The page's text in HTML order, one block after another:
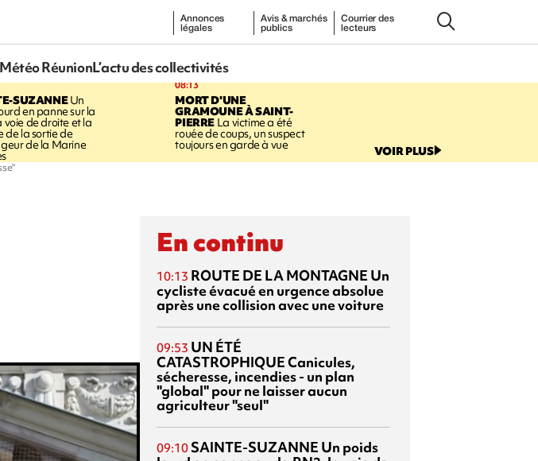
Annonces
légales
Avis & marchés
publics
Courrier des
lecteurs
Météo RéunionL’actu des collectivités
SUZANNEUn
en panne sur la
voie de droite et la
de la sortie de
de la Marine
08:13
MORT D'UNE
GRAMOUNE À SAINT-
PIERRE La victime a été
rouée de coups, un suspect
toujours en garde à vue VOIR PLUS
En continu
10:13 ROUTE DE LA MONTAGNE Un
cycliste évacué en urgence absolue
après une collision avec une voiture
09:53 UN ÉTÉ
CATASTROPHIQUECanicules,
sécheresse, incendies - un plan
"global" pour ne laisser aucun
agriculteur "seul"
09:10 SAINTE-SUZANNE Un poids